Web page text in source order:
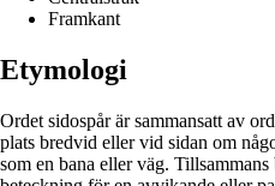
Framkant
Etymologi
Ordet sidospår är sammansatt av
plats bredvid eller vid sidan om
som en bana eller väg.